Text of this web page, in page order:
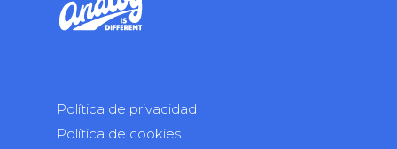
Política de privacidad
Política de cookies